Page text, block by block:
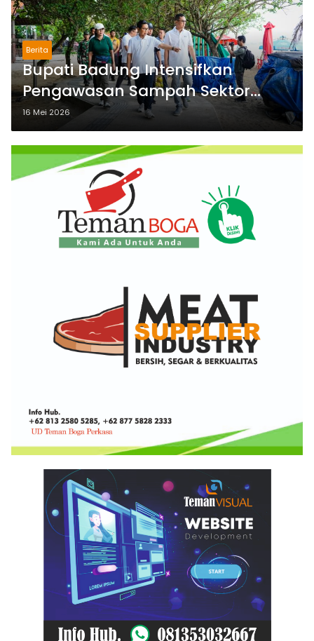
Berita
Bupati Badung Intensifkan
Pengawasan Sampah Sektor
Horeka di Kawasan Pantai Legian
16 Mei 2026